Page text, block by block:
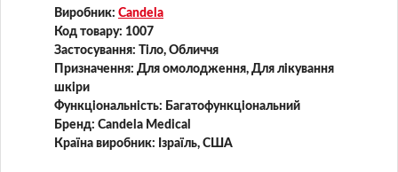
Candela
Виробник: Candela
Код товару: 1007
Застосування:
Тіло, Обличчя
Призначення: Для омолодження, Для лікування
шкіри
Функціональність: Багатофункціональний
Бренд: Candela Medical
Країна виробник: Ізраїль, США